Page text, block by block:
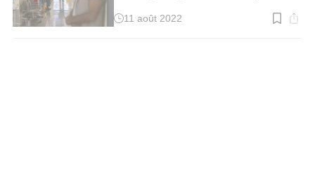
Temps
11 août 2022